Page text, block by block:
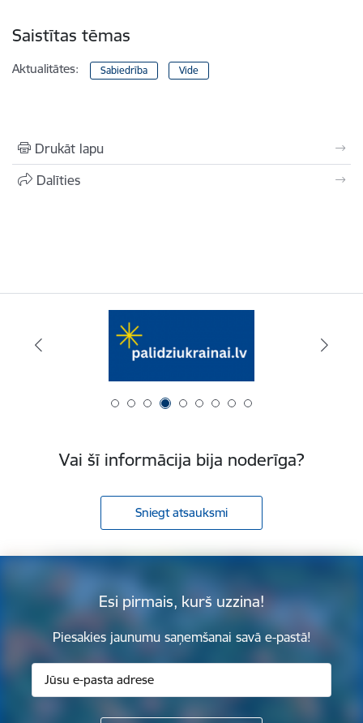
Saistītas tēmas
Aktualitātes: Sabiedrība Vide
Drukāt lapu
Dalīties
Vai šī informācija bija noderīga?
Sniegt atsauksmi
Esi pirmais, kurš uzzina!
Piesakies jaunumu saņemšanai savā e-pastā!